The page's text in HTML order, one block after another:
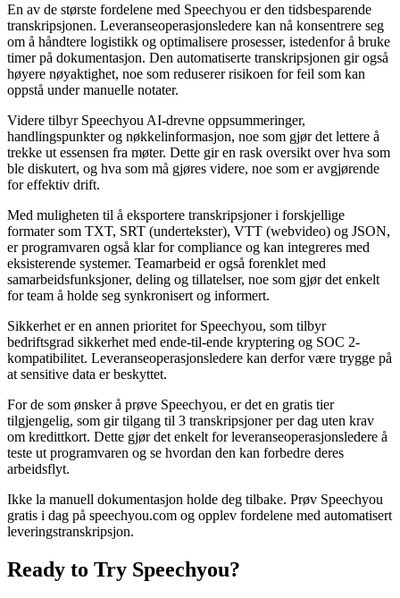
En av de største fordelene med Speechyou er den tidsbesparende
transkripsjonen. Leveranseoperasjonsledere kan nå konsentrere seg
om å håndtere logistikk og optimalisere prosesser, istedenfor å bruke
timer på dokumentasjon. Den automatiserte transkripsjonen gir også
høyere nøyaktighet, noe som reduserer risikoen for feil som kan
oppstå under manuelle notater.
Videre tilbyr Speechyou AI-drevne oppsummeringer,
handlingspunkter og nøkkelinformasjon, noe som gjør det lettere å
trekke ut essensen fra møter. Dette gir en rask oversikt over hva som
ble diskutert, og hva som må gjøres videre, noe som er avgjørende
for effektiv drift.
Med muligheten til å eksportere transkripsjoner i forskjellige
formater som TXT, SRT (undertekster), VTT (webvideo) og JSON,
er programvaren også klar for compliance og kan integreres med
eksisterende systemer. Teamarbeid er også forenklet med
samarbeidsfunksjoner, deling og tillatelser, noe som gjør det enkelt
for team å holde seg synkronisert og informert.
Sikkerhet er en annen prioritet for Speechyou, som tilbyr
bedriftsgrad sikkerhet med ende-til-ende kryptering og SOC 2-
kompatibilitet. Leveranseoperasjonsledere kan derfor være trygge på
at sensitive data er beskyttet.
For de som ønsker å prøve Speechyou, er det en gratis tier
tilgjengelig, som gir tilgang til 3 transkripsjoner per dag uten krav
om kredittkort. Dette gjør det enkelt for leveranseoperasjonsledere å
teste ut programvaren og se hvordan den kan forbedre deres
arbeidsflyt.
Ikke la manuell dokumentasjon holde deg tilbake. Prøv Speechyou
gratis i dag på speechyou.com og opplev fordelene med automatisert
leveringstranskripsjon.
Ready to Try Speechyou?